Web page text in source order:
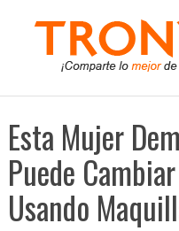
Esta Mujer
Puede
Usando